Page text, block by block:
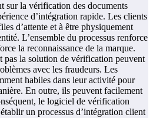
sur la vérification des documents
d’intégration rapide. Les clients
d’attente et à être physiquement
L’ensemble du processus renforce
la reconnaissance de la marque.
pas la solution de vérification peuvent
avec les fraudeurs. Les
habiles dans leur activité pour
En outre, ils peuvent facilement
le logiciel de vérification
un processus d’intégration client